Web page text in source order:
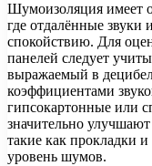
Шумоизоляция имеет
где отдалённые
спокойствию. Для
панелей следует
выражаемый в
коэффициентами
гипсокартонные или
значительно
такие как прокладки
уровень шумов.